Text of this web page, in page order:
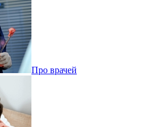
Про врачей